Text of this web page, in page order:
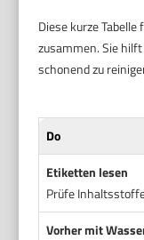
Diese kurze
zusammen. Sie
schonend zu
Do
Etiketten lesen
Prüfe
Vorher mit